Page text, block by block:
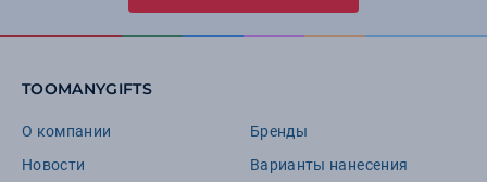
TOOMANYGIFTS
О компании
Новости
Бренды
Варианты нанесения